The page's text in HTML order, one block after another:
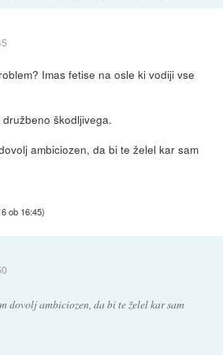
Imas fetise na osle ki vodiji vse
škodljivega.
ambiciozen, da bi te želel kar sam
ob 16:45)
dovolj ambiciozen, da bi te želel kar sam